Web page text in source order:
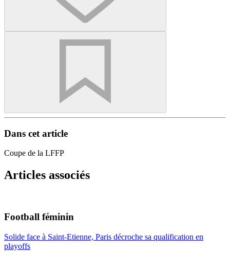
Dans cet article
Coupe de la LFFP
Articles associés
Football féminin
Solide face à Saint-Etienne, Paris décroche sa qualification en
playoffs